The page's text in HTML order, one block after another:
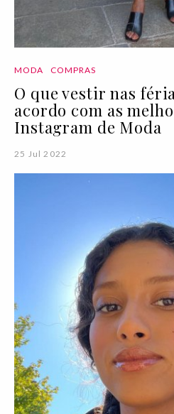
MODA COMPRAS
O que vestir nas
acordo com as
Instagram de Moda
25 Jul 2022